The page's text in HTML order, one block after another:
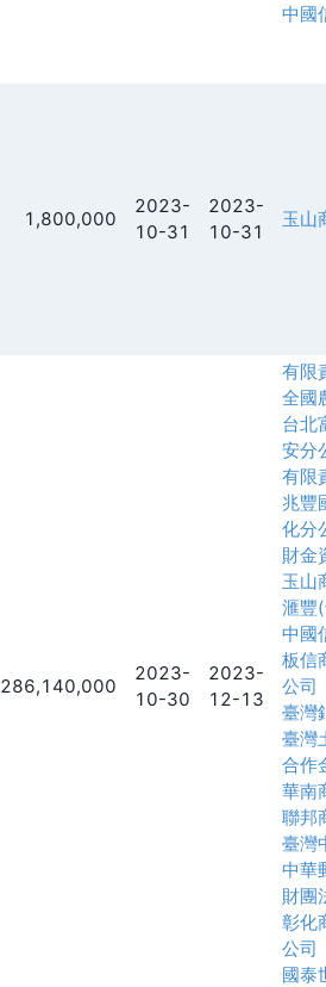
中國
1,800,000
2023-
10-31
2023-
10-31
玉山
286,140,000
2023-
10-30
2023-
12-13
有限
全國
台北
安分
有限
兆豐
化分
財金
玉山
滙豐
中國
板信
公司
臺灣
臺灣
合作
華南
聯邦
臺灣
中華
財團
彰化
公司
國泰